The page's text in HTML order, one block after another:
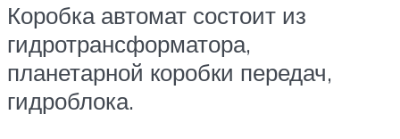
Коробка автомат состоит из
гидротрансформатора,
планетарной коробки передач,
гидроблока.